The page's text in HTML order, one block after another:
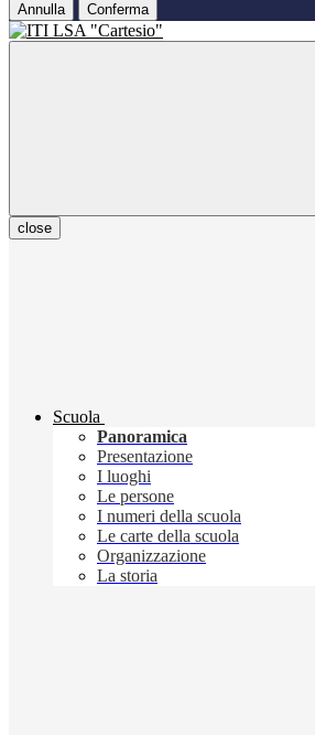
Annulla Conferma
close
Scuola
Panoramica
Presentazione
I luoghi
Le persone
I numeri della scuola
Le carte della scuola
Organizzazione
La storia